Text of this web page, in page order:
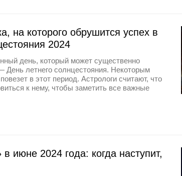
на которого обрушится успех в
2024
день, который может существенно
День летнего солнцестояния. Некоторым
в этот период. Астрологи считают, что
к нему, чтобы заметить все важные
июне 2024 года: когда наступит,